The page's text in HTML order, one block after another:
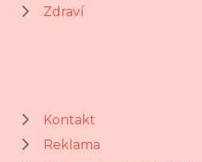
Zdraví
Kontakt
Reklama